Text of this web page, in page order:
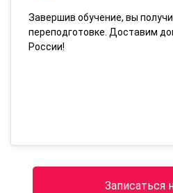
Завершив обучение, вы
переподготовке. Доставим
России!
Записаться